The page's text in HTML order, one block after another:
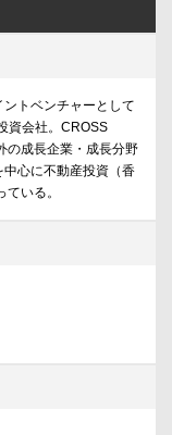
トベンチャーとして
資会社。CROSS
の成長企業・成長分野
心に不動産投資（香
いる。